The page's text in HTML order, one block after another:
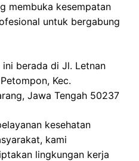
membuka kesempatan
untuk bergabung
berada di Jl. Letnan
Kec.
Jawa Tengah 50237
kesehatan
kami
lingkungan kerja